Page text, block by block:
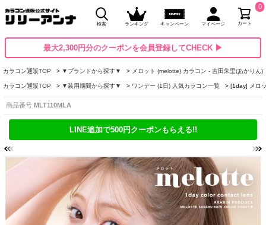
検索 ランキング キャンペーン マイページ カート
0
最大2,300円分のクーポンを会員登録してCHECK ▶
カラコン通販TOP ▼ブランドから探す▼ メロット (melotte) カラコン - 吉田朱里(あかりん)
カラコン通販TOP ▼装用期間から探す▼ ワンデー (1日) 人気カラコン一覧 [1day] メロ
商品番号 MLT110MLA
LINE追加で500円クーポンもらえる!!